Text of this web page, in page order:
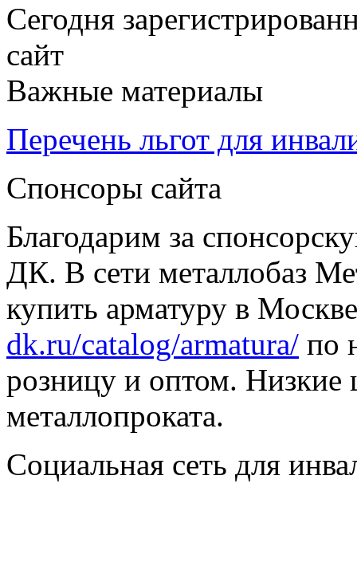
Сегодня
сайт
Важные материалы
Перечень льгот для
Спонсоры сайта
Благодарим за
ДК. В сети металлобаз
купить арматуру в
dk.ru/catalog/armatura/ по
розницу и оптом. Низкие
металлопроката.
Социальная сеть для